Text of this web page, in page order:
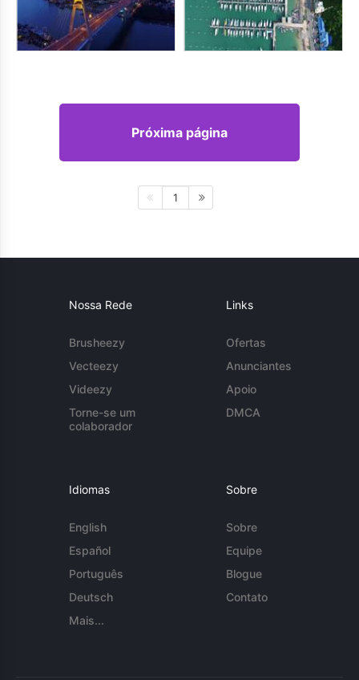
Próxima página
1
Nossa Rede
Brusheezy
Vecteezy
Videezy
Torne-se um
colaborador
Links
Ofertas
Anunciantes
Apoio
DMCA
Idiomas
English
Español
Português
Deutsch
Mais...
Sobre
Sobre
Equipe
Blogue
Contato